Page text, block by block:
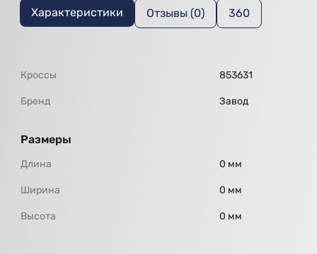
Характеристики Отзывы (0) 360
Кроссы 853631
Бренд Завод
Размеры
Длина 0 мм
Ширина 0 мм
Высота 0 мм